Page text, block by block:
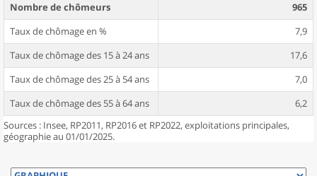
Nombre de chômeurs
965
Taux de chômage en %
7,9
Taux de chômage des 15 à 24 ans
17,6
Taux de chômage des 25 à 54 ans
7,0
Taux de chômage des 55 à 64 ans
6,2
Sources : Insee, RP2011, RP2016 et RP2022, exploitations principales,
géographie au 01/01/2025.